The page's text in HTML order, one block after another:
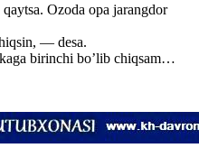
Ozoda opa jarangdor
— desa.
birinchi bo’lib chiqsam…